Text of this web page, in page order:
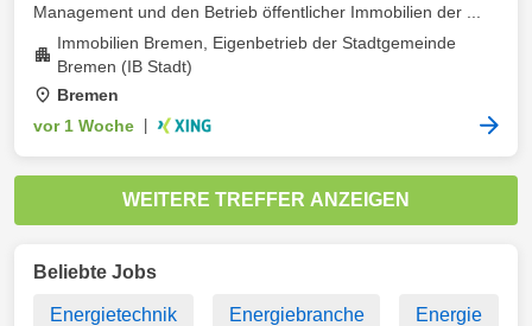
Management und den Betrieb öffentlicher Immobilien der ...
Immobilien Bremen, Eigenbetrieb der Stadtgemeinde
Bremen (IB Stadt)
Bremen
vor 1 Woche
WEITERE TREFFER ANZEIGEN
Beliebte Jobs
Energietechnik Energiebranche Energie